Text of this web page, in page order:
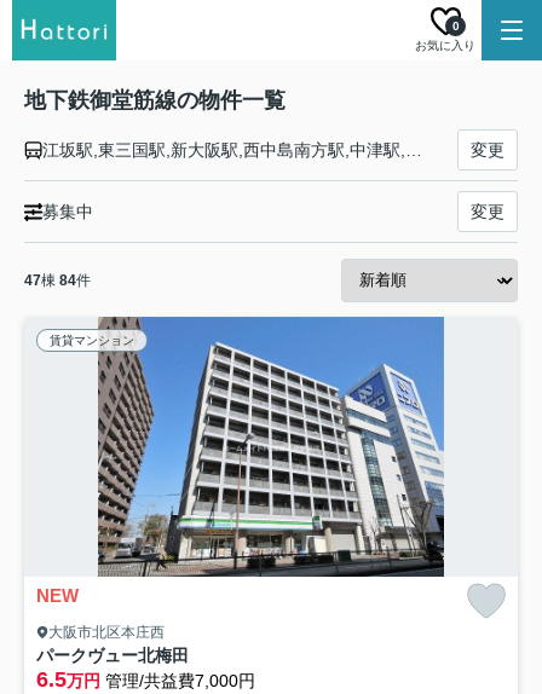
お気に入り
0
地下鉄御堂筋線の物件一覧
変更
募集中 変更
47棟 84件
賃貸マンション
NEW
大阪市北区本庄西
パークヴュー北梅田
6.5万円 管理/共益費7,000円